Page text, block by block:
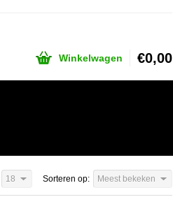
Winkelwagen €0,00
Sorteren op: Meest bekeken
18